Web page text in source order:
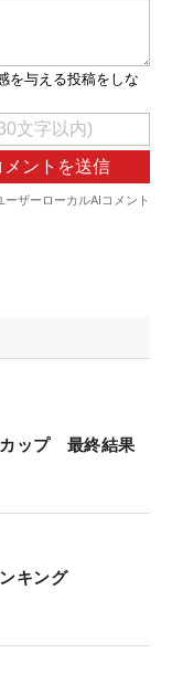
カップ 最終結果
キング